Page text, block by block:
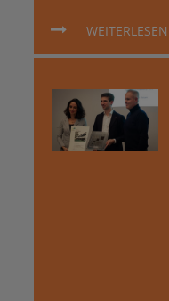
WEITERLESEN